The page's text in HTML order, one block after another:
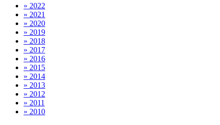
» 2022
» 2021
» 2020
» 2019
» 2018
» 2017
» 2016
» 2015
» 2014
» 2013
» 2012
» 2011
» 2010